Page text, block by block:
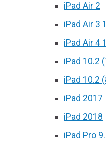
iPad Air 2
iPad Air 3
iPad Air 4
iPad 10.2
iPad 10.2
iPad 2017
iPad 2018
iPad Pro